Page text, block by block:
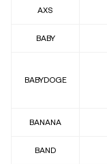
AXS
BABY
BABYDOGE
BANANA
BAND